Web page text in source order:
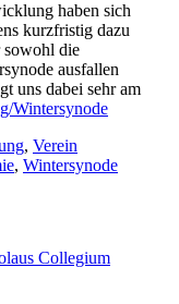
haben sich
kurzfristig dazu
sowohl die
ausfallen
uns dabei sehr am
Wintersynode
, Verein
, Wintersynode
Collegium